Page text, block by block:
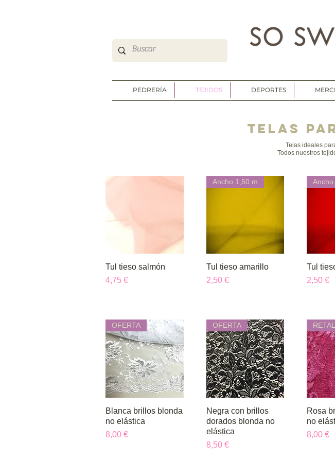
So Sweet Complementos Shop Online
http://www.sosweetshoponline.com
PEDRERÍA TEJIDOS DEPORTES
TELAS
Telas ideales
Todos nuestros
Vista rápida
Tul tieso salmón
Precio
4,75 €
Vista rápida
Ancho 1,50 m
Tul tieso amarillo
Precio
2,50 €
Tul
Precio
2,50 €
Vista rápida
OFERTA
Blanca brillos blonda
no elástica
Precio
8,00 €
Vista rápida
OFERTA
Negra con brillos
dorados blonda no
elástica
Precio
8,50 €
RETAL
Rosa
no
Precio
8,00 €